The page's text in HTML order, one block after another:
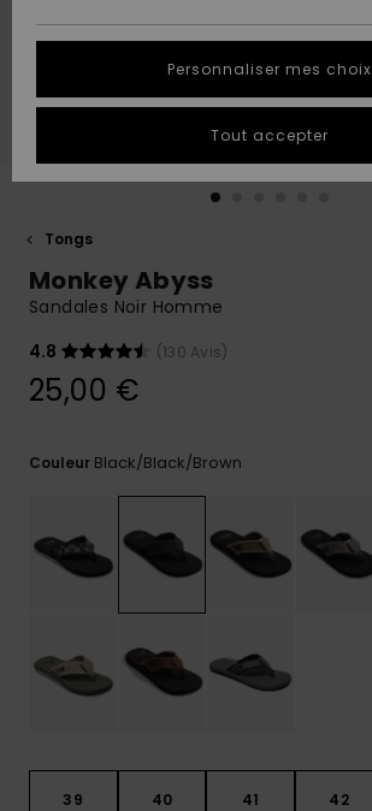
A
Découvrir
A
Découvrir
tailles
conversation
plus rapide
à votre
Démarrer
des
réponses
aux
les plus
fréquentes
et notre
contact.
Consulter
QUIKSILVER
Tongs
Monkey Abyss
Sandales Noir Homme
4.8
(130 Avis)
25,00 €
Couleur Black/black/brown
39 40 41 42
Personnaliser mes choix
Tout accepter